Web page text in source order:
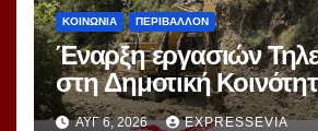
ΚΟΙΝΩΝΙΑ ΠΕΡΙΒΑΛΛΟΝ
Έναρξη εργασιών Τηλεμετρίας
στη Δημοτική
Καμαρίτσας
ΑΥΓ 6, 2026 EXPRESSEVIA